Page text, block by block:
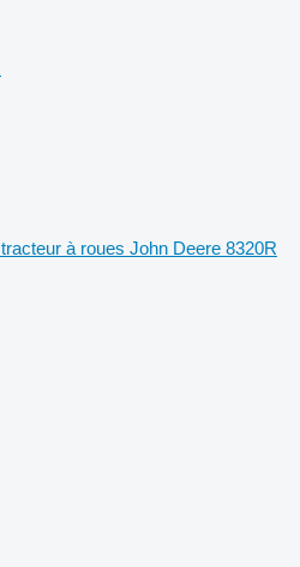
tracteur à roues John Deere 8320R